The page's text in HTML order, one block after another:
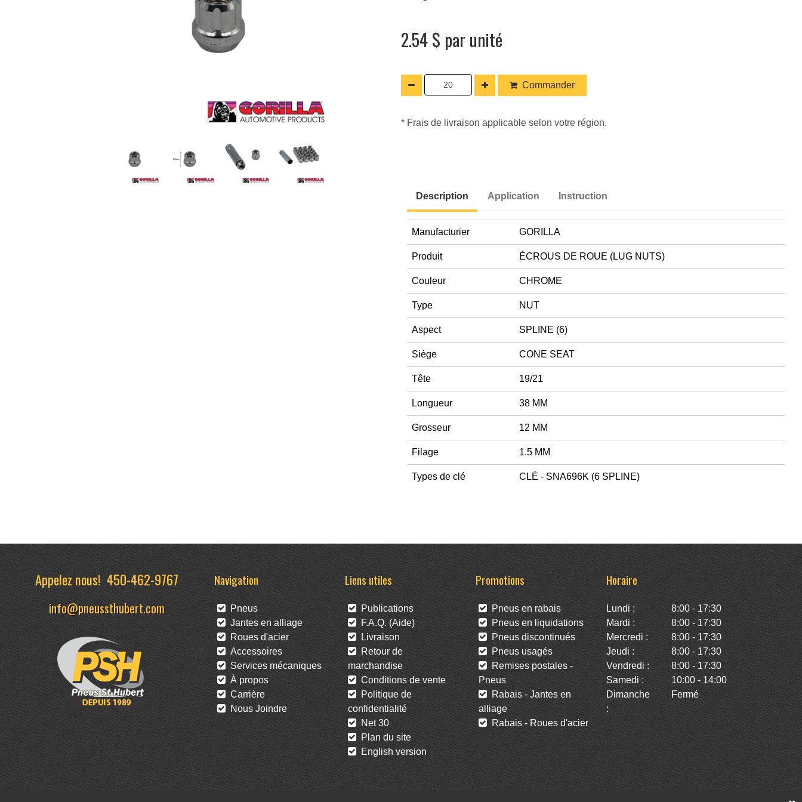
2.54 $ par unité
Commander
* Frais de livraison applicable selon votre région.
Description Application Instruction
Manufacturier GORILLA
Produit ÉCROUS DE ROUE (LUG NUTS)
Couleur CHROME
Type NUT
Aspect SPLINE (6)
Siège CONE SEAT
Tête 19/21
Longueur 38 MM
Grosseur 12 MM
Filage 1.5 MM
Types de clé CLÉ - SNA696K (6 SPLINE)
Appelez nous!450-462-9767
info@pneussthubert.com
Navigation
Pneus
Jantes en alliage
Roues d'acier
Accessoires
Services mécaniques
À propos
Carrière
Nous Joindre
Liens utiles
Publications
F.A.Q. (Aide)
Livraison
Retour de
marchandise
Conditions de vente
Politique de
confidentialité
Net 30
Plan du site
English version
Promotions
Pneus en rabais
Pneus en liquidations
Pneus discontinués
Pneus usagés
Remises postales -
Pneus
Rabais - Jantes en
alliage
Rabais - Roues d'acier
Horaire
Lundi :
8:00 - 17:30
Mardi :
8:00 - 17:30
Mercredi :
8:00 - 17:30
Jeudi :
8:00 - 17:30
Vendredi :
8:00 - 17:30
Samedi :
10:00 - 14:00
Dimanche
:
Fermé